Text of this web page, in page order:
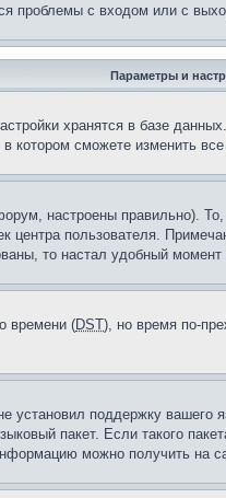
проблемы с входом или с
Параметры и
хранятся в базе
котором сможете изменить все
настроены правильно).
центра пользователя.
то настал удобный
времени (DST), но время по-
установил поддержку
пакет. Если такого
можно получить на